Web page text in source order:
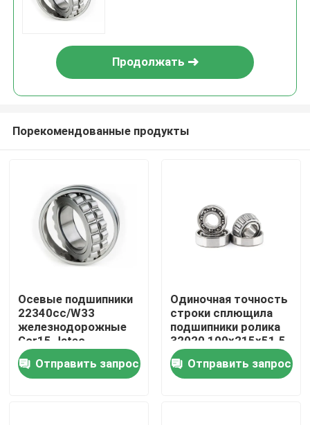
Продукты
Ролики
Продолжать
Порекомендованные продукты
Осевые подшипники
22340cc/W33
железнодорожные
Gcr15 Jatec
Отправить запрос
Одиночная точность
строки сплющила
подшипники ролика
32020 100x215x51.5
Отправить запрос